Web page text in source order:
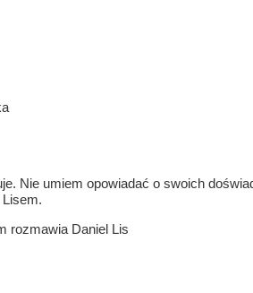
Nie umiem opowiadać o swoich
rozmawia Daniel Lis